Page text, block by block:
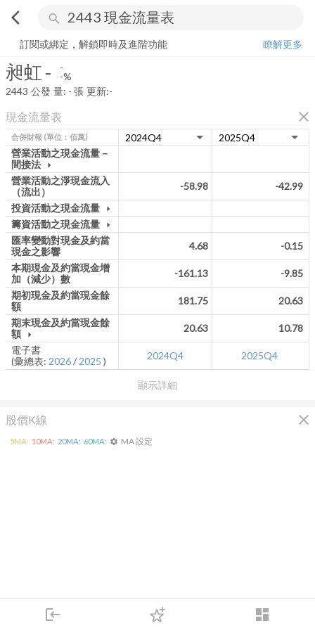
arrow_back_ios search
login dashboard
下單
昶虹
訂閱或綁定，解鎖即時及進階功能
瞭解更多
昶虹- -
-%
2443 公發 量: - 張 更新:-
現金流量表 close
顯示詳細
合併財報 (單位：佰萬)
營業活動之現金流量－
間接法 arrow_drop_down
營業活動之淨現金流入
（流出）
-58.98
-42.99
投資活動之現金流量 arrow_drop_down
籌資活動之現金流量 arrow_drop_down
匯率變動對現金及約當
現金之影響
4.68
-0.15
本期現金及約當現金增
加（減少）數
-161.13
-9.85
期初現金及約當現金餘
額
181.75
20.63
期末現金及約當現金餘
額 arrow_drop_down
20.63
10.78
電子書
(彙總表: 2026/ 2025 ) 2024Q4 2025Q4
股價K線 close
5MA: 10MA: 20MA: 60MA: settings MA 設定